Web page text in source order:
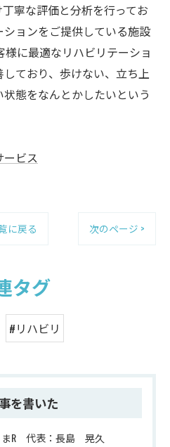
寧な評価と分析を行ってお
ョンをご提供している施設
様に最適なリハビリテーショ
ており、歩けない、立ち上
態をなんとかしたいという
ビス
に戻る 次のページ >
タグ
#リハビリ
を書いた
まR 代表：長島 晃久